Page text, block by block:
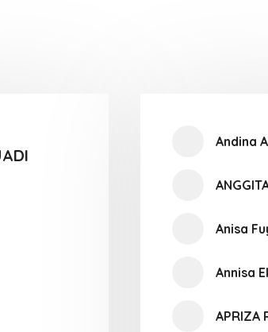
Andina
Anisa
Annisa
APRIZA